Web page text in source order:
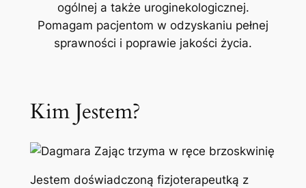
ogólnej a także uroginekologicznej.
Pomagam pacjentom w odzyskaniu pełnej
sprawności i poprawie jakości życia.
Kim Jestem?
Jestem doświadczoną fizjoterapeutką z